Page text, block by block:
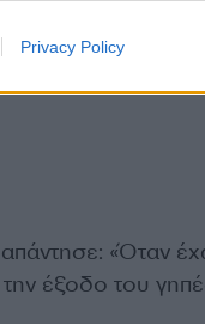
Privacy Policy
«Όταν
την έξοδο του